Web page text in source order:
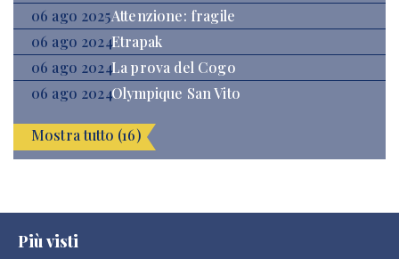
06 ago 2025Attenzione: fragile
06 ago 2024Etrapak
06 ago 2024La prova del Cogo
06 ago 2024Olympique San Vito
Mostra tutto (16)
Più visti